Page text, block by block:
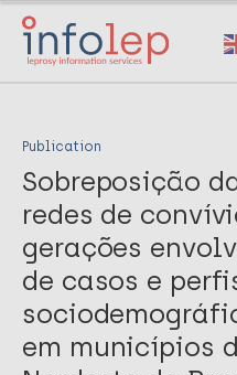
Skip
main
Publication
Sobreposição
redes de
gerações
de casos e
em municípios